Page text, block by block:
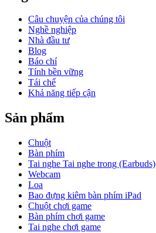
Câu chuyện của chúng tôi
Nghề nghiệp
Nhà đầu tư
Blog
Báo chí
Tính bền vững
Tái chế
Khả năng tiếp cận
Sản phẩm
Chuột
Bàn phím
Tai nghe Tai nghe trong (Earbuds)
Webcam
Loa
Bao đựng kiêm bàn phím iPad
Chuột chơi game
Bàn phím chơi game
Tai nghe chơi game